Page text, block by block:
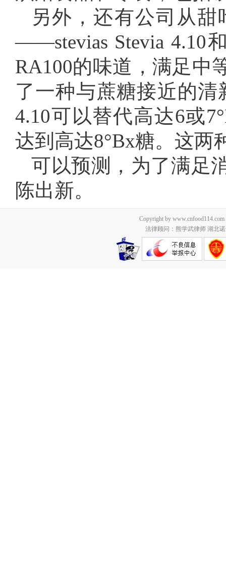
另外，还有公司从
——stevias Stevia 4.10
RA100的味道，满足中
了一种与蔗糖接近的清
4.10可以替代高达6或
达到高达8°Bx糖。这两
可以预测，为了满足
陈出新。
Copyright by
法律顾问：熊学武律师 湖北